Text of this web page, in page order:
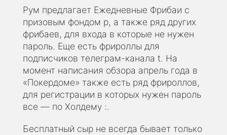
Рум предлагает Ежедневные Фрибаи с
призовым фондом р, а также ряд других
фрибаев, для входа в которые не нужен
пароль. Еще есть фрироллы для
подписчиков телеграм-канала t. На
момент написания обзора апрель года в
«Покердоме» также есть ряд фрироллов,
для регистрации в которых нужен пароль
все — по Холдему :.
Бесплатный сыр не всегда бывает только